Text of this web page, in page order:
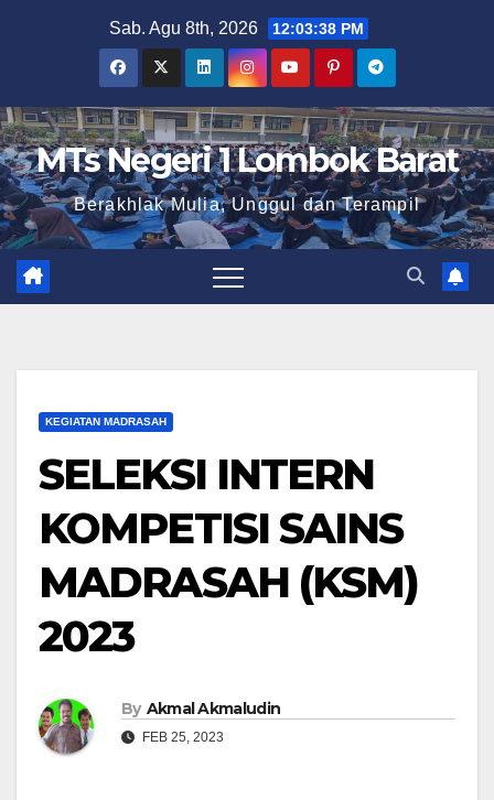
Sab. Agu 8th, 2026 12:03:38 PM
MTs Negeri 1 Lombok Barat
Berakhlak Mulia, Unggul dan Terampil
KEGIATAN MADRASAH
SELEKSI INTERN
KOMPETISI SAINS
MADRASAH (KSM)
2023
By Akmal Akmaludin
FEB 25, 2023